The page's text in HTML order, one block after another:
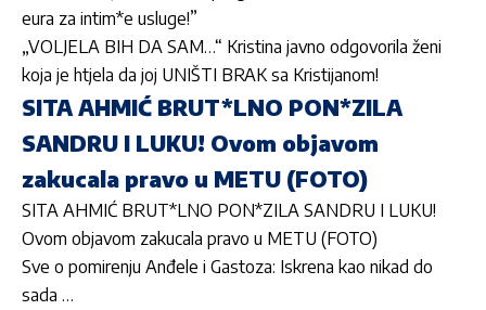
eura za intim*e usluge!”
„VOLJELA BIH DA SAM…“ Kristina javno odgovorila ženi
koja je htjela da joj UNIŠTI BRAK sa Kristijanom!
SITA AHMIĆ BRUT*LNO PON*ZILA
SANDRU I LUKU! Ovom objavom
zakucala pravo u METU (FOTO)
SITA AHMIĆ BRUT*LNO PON*ZILA SANDRU I LUKU!
Ovom objavom zakucala pravo u METU (FOTO)
Sve o pomirenju Anđele i Gastoza: Iskrena kao nikad do
sada …